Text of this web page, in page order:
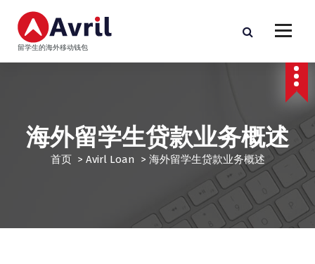
留学生的海外移动钱包
海外留学生贷款业务概述
首页> Avirl Loan > 海外留学生贷款业务概述